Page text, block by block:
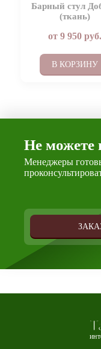
Барный стул
(ткань)
от 9 950руб.
В КОРЗИНУ
Не можете
Менеджеры